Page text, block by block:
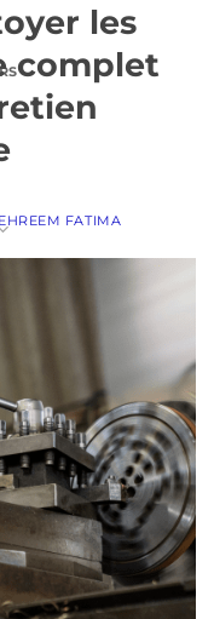
les
complet
FATIMA